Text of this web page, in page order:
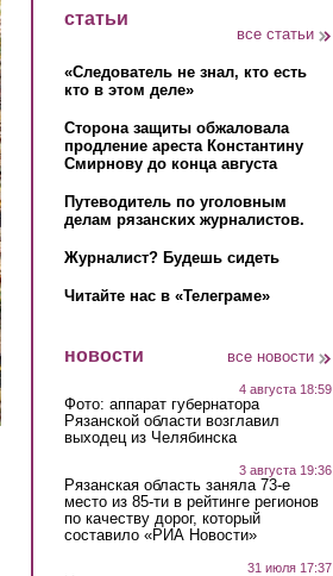
статьи
все статьи
«Следователь не знал, кто есть
кто в этом деле»
Сторона защиты обжаловала
продление ареста Константину
Смирнову до конца августа
Путеводитель по уголовным
делам рязанских журналистов.
Журналист? Будешь сидеть
Читайте нас в «Телеграме»
новости все новости
4 августа 18:59
Фото: аппарат губернатора
Рязанской области возглавил
выходец из Челябинска
3 августа 19:36
Рязанская область заняла 73-е
место из 85-ти в рейтинге регионов
по качеству дорог, который
составило «РИА Новости»
31 июля 17:37